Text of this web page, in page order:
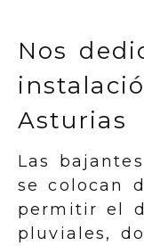
Nos
Asturias
Las
se colocan
permitir el
pluviales,